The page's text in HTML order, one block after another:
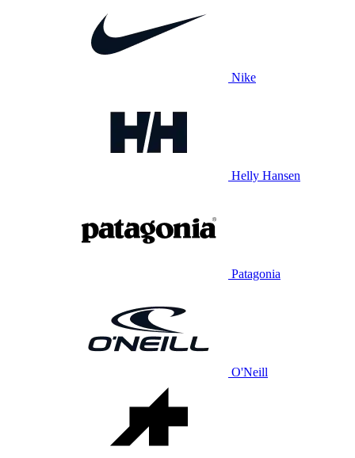
Nike
Helly Hansen
Patagonia
O'Neill